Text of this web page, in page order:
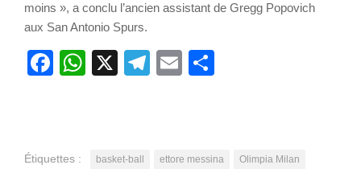
moins », a conclu l’ancien assistant de Gregg Popovich
aux San Antonio Spurs.
Facebook
WhatsApp
X Telegram
Email
Étiquettes : basket-ball ettore messina
Olimpia Milan